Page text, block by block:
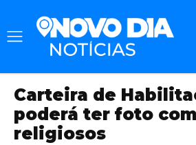
Carteira de
poderá ter foto
religiosos